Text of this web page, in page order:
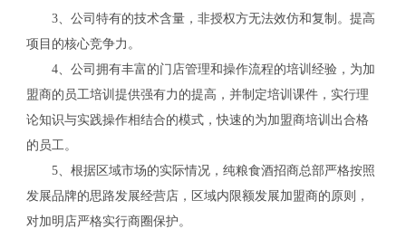
3、公司特有的技术含量，非授权方无法效仿和复制。提高
项目的核心竞争力。
4、公司拥有丰富的门店管理和操作流程的培训经验，为加
盟商的员工培训提供强有力的提高，并制定培训课件，实行理
论知识与实践操作相结合的模式，快速的为加盟商培训出合格
的员工。
5、根据区域市场的实际情况，纯粮食酒招商总部严格按照
发展品牌的思路发展经营店，区域内限额发展加盟商的原则，
对加明店严格实行商圈保护。